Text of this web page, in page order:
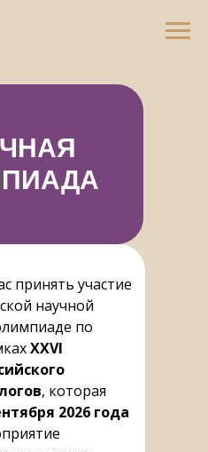
принять участие
научной
по
XXVI
, которая
2026 года